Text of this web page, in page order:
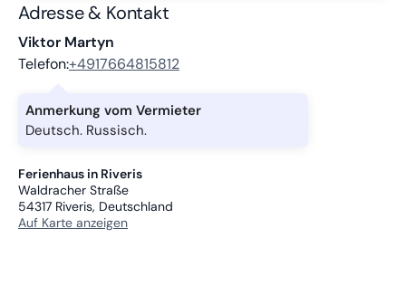
Adresse & Kontakt
Viktor Martyn
Telefon:+4917664815812
Anmerkung vom Vermieter
Deutsch. Russisch.
Ferienhaus in Riveris
Waldracher Straße
54317 Riveris, Deutschland
Auf Karte anzeigen